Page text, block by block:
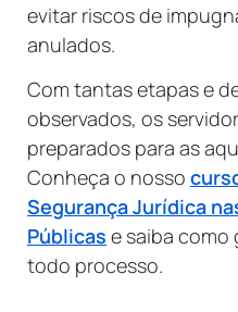
evitar riscos de
anulados.
Com tantas etapas e
observados, os
preparados para as
Conheça o nosso
Segurança Jurídica
Públicas e saiba como
todo processo.